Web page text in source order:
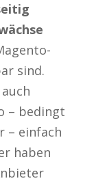
sind.
– bedingt
– einfach
haben